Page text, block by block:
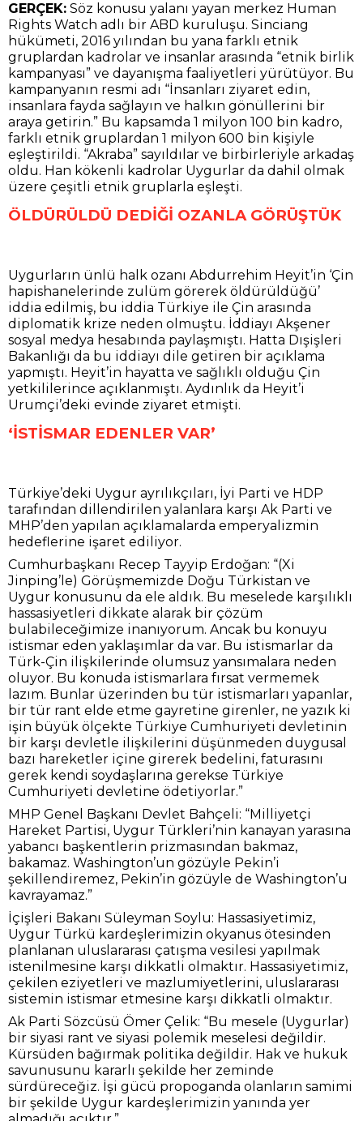
GERÇEK: Söz konusu yalanı yayan merkez Human
Rights Watch adlı bir ABD kuruluşu. Sinciang
hükümeti, 2016 yılından bu yana farklı etnik
gruplardan kadrolar ve insanlar arasında “etnik birlik
kampanyası” ve dayanışma faaliyetleri yürütüyor. Bu
kampanyanın resmi adı “İnsanları ziyaret edin,
insanlara fayda sağlayın ve halkın gönüllerini bir
araya getirin.” Bu kapsamda 1 milyon 100 bin kadro,
farklı etnik gruplardan 1 milyon 600 bin kişiyle
eşleştirildi. “Akraba” sayıldılar ve birbirleriyle arkadaş
oldu. Han kökenli kadrolar Uygurlar da dahil olmak
üzere çeşitli etnik gruplarla eşleşti.
ÖLDÜRÜLDÜ DEDİĞİ OZANLA GÖRÜŞTÜK
Uygurların ünlü halk ozanı Abdurrehim Heyit’in ‘Çin
hapishanelerinde zulüm görerek öldürüldüğü’
iddia edilmiş, bu iddia Türkiye ile Çin arasında
diplomatik krize neden olmuştu. İddiayı Akşener
sosyal medya hesabında paylaşmıştı. Hatta Dışişleri
Bakanlığı da bu iddiayı dile getiren bir açıklama
yapmıştı. Heyit’in hayatta ve sağlıklı olduğu Çin
yetkililerince açıklanmıştı. Aydınlık da Heyit’i
Urumçi’deki evinde ziyaret etmişti.
‘İSTİSMAR EDENLER VAR’
Türkiye’deki Uygur ayrılıkçıları, İyi Parti ve HDP
tarafından dillendirilen yalanlara karşı Ak Parti ve
MHP’den yapılan açıklamalarda emperyalizmin
hedeflerine işaret ediliyor.
Cumhurbaşkanı Recep Tayyip Erdoğan: “(Xi
Jinping’le) Görüşmemizde Doğu Türkistan ve
Uygur konusunu da ele aldık. Bu meselede karşılıklı
hassasiyetleri dikkate alarak bir çözüm
bulabileceğimize inanıyorum. Ancak bu konuyu
istismar eden yaklaşımlar da var. Bu istismarlar da
Türk-Çin ilişkilerinde olumsuz yansımalara neden
oluyor. Bu konuda istismarlara fırsat vermemek
lazım. Bunlar üzerinden bu tür istismarları yapanlar,
bir tür rant elde etme gayretine girenler, ne yazık ki
işin büyük ölçekte Türkiye Cumhuriyeti devletinin
bir karşı devletle ilişkilerini düşünmeden duygusal
bazı hareketler içine girerek bedelini, faturasını
gerek kendi soydaşlarına gerekse Türkiye
Cumhuriyeti devletine ödetiyorlar.”
MHP Genel Başkanı Devlet Bahçeli: “Milliyetçi
Hareket Partisi, Uygur Türkleri’nin kanayan yarasına
yabancı başkentlerin prizmasından bakmaz,
bakamaz. Washington’un gözüyle Pekin’i
şekillendiremez, Pekin’in gözüyle de Washington’u
kavrayamaz.”
İçişleri Bakanı Süleyman Soylu: Hassasiyetimiz,
Uygur Türkü kardeşlerimizin okyanus ötesinden
planlanan uluslararası çatışma vesilesi yapılmak
istenilmesine karşı dikkatli olmaktır. Hassasiyetimiz,
çekilen eziyetleri ve mazlumiyetlerini, uluslararası
sistemin istismar etmesine karşı dikkatli olmaktır.
Ak Parti Sözcüsü Ömer Çelik: “Bu mesele (Uygurlar)
bir siyasi rant ve siyasi polemik meselesi değildir.
Kürsüden bağırmak politika değildir. Hak ve hukuk
savunusunu kararlı şekilde her zeminde
sürdüreceğiz. İşi gücü propoganda olanların samimi
bir şekilde Uygur kardeşlerimizin yanında yer